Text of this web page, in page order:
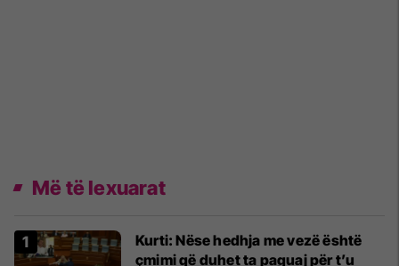
Më të lexuarat
Kurti: Nëse hedhja me vezë është
çmimi që duhet ta paguaj për t’u